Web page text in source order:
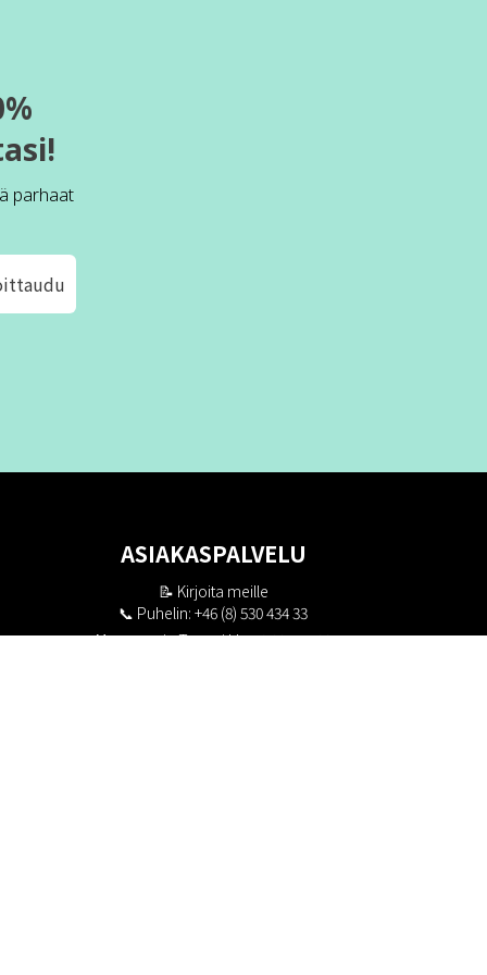
parhaat
ASIAKASPALVELU
📝 Kirjoita meille
📞 Puhelin: +46 (8) 530 434 33
Maanantai - Torstai klo 10.00 - 17.00